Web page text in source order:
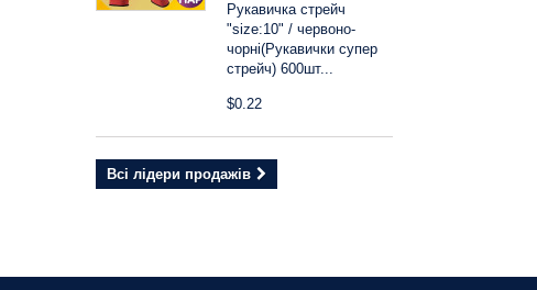
Рукавичка стрейч
"size:10" / червоно-
чорні(Рукавички супер
стрейч) 600шт...
$0.22
Всі лідери продажів